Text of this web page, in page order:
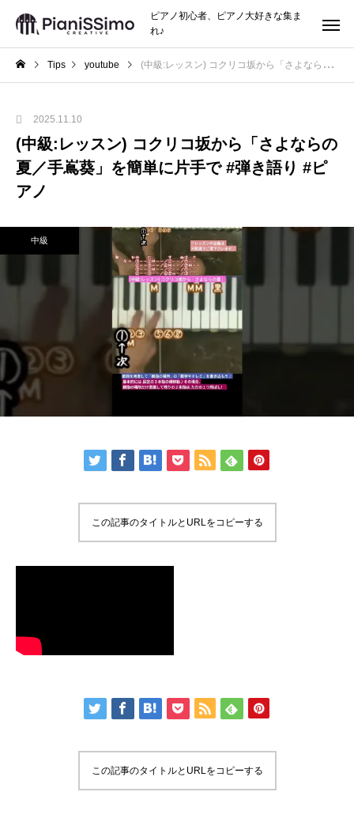
ピアノ初心者、ピアノ大好きな集ま
れ♪
Tips youtube (中級:レッスン) コクリコ坂から「さよならの夏／手嶌葵」を簡単に片手で #弾き語り #ピアノ
2025.11.10
(中級:レッスン) コクリコ坂から「さよならの
夏／手嶌葵」を簡単に片手で #弾き語り #ピ
アノ
中級
この記事のタイトルとURLをコピーする
この記事のタイトルとURLをコピーする